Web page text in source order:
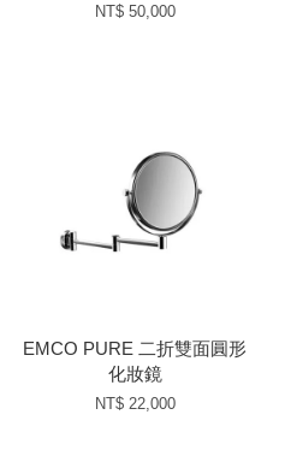
NT$ 50,000
EMCO PURE 二折雙面圓形
化妝鏡
NT$ 22,000